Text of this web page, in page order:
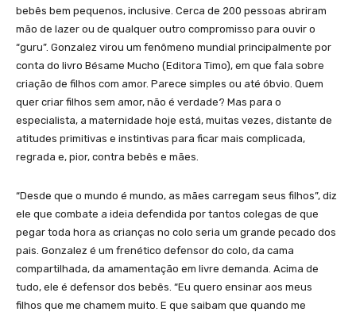
bebês bem pequenos, inclusive. Cerca de 200 pessoas abriram
mão de lazer ou de qualquer outro compromisso para ouvir o
“guru”. Gonzalez virou um fenômeno mundial principalmente por
conta do livro Bésame Mucho (Editora Timo), em que fala sobre
criação de filhos com amor. Parece simples ou até óbvio. Quem
quer criar filhos sem amor, não é verdade? Mas para o
especialista, a maternidade hoje está, muitas vezes, distante de
atitudes primitivas e instintivas para ficar mais complicada,
regrada e, pior, contra bebês e mães.
“Desde que o mundo é mundo, as mães carregam seus filhos”, diz
ele que combate a ideia defendida por tantos colegas de que
pegar toda hora as crianças no colo seria um grande pecado dos
pais. Gonzalez é um frenético defensor do colo, da cama
compartilhada, da amamentação em livre demanda. Acima de
tudo, ele é defensor dos bebês. “Eu quero ensinar aos meus
filhos que me chamem muito. E que saibam que quando me